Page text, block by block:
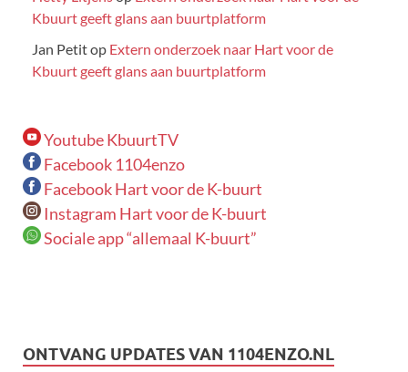
Kbuurt geeft glans aan buurtplatform
Jan Petitop Extern onderzoek naar Hart voor de
Kbuurt geeft glans aan buurtplatform
Youtube KbuurtTV
Facebook 1104enzo
Facebook Hart voor de K-buurt
Instagram Hart voor de K-buurt
Sociale app “allemaal K-buurt”
ONTVANG UPDATES VAN 1104ENZO.NL